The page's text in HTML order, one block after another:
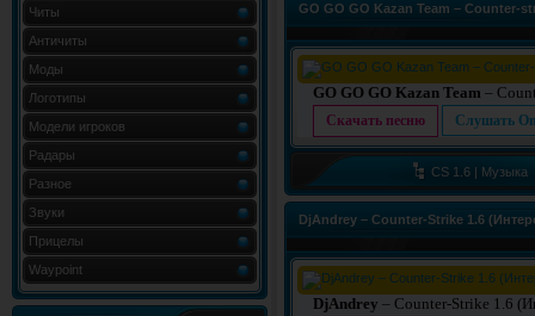
Читы
Античиты
Моды
Логотипы
Модели игроков
Радары
Разное
Звуки
Прицелы
Waypoint
GO GO GO Kazan Team – Counter-
GO GO GO Kazan Team –
Скачать песню Слушать
CS 1.6 | Музыка
DjAndrey – Counter-Strike 1.6
DjAndrey – Counter-Strike 1.6